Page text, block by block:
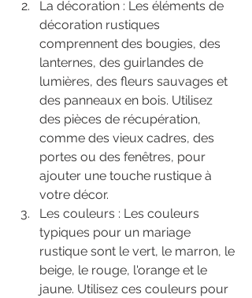
La décoration : Les éléments de
décoration rustiques
comprennent des bougies, des
lanternes, des guirlandes de
lumières, des fleurs sauvages et
des panneaux en bois. Utilisez
des pièces de récupération,
comme des vieux cadres, des
portes ou des fenêtres, pour
ajouter une touche rustique à
votre décor.
Les couleurs : Les couleurs
typiques pour un mariage
rustique sont le vert, le marron, le
beige, le rouge, l'orange et le
jaune. Utilisez ces couleurs pour